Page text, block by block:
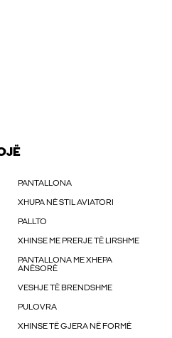
PANTALLONA
XHUPA NË STIL AVIATORI
PALLTO
XHINSE ME PRERJE TË LIRSHME
PANTALLONA ME XHEPA
ANËSORË
VESHJE TË BRENDSHME
PULOVRA
XHINSE TË GJERA NË FORMË